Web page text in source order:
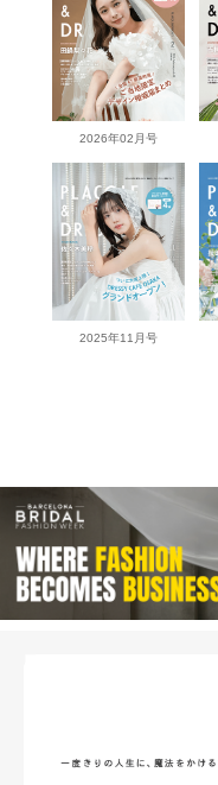
2026年02月号
2025年11月号